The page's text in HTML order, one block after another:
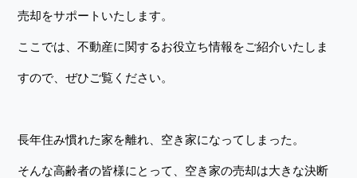
売却をサポートいたします。
ここでは、不動産に関するお役立ち情報をご紹介いたしま
すので、ぜひご覧ください。
長年住み慣れた家を離れ、空き家になってしまった。
そんな高齢者の皆様にとって、空き家の売却は大きな決断